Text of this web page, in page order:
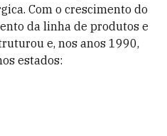
Com o crescimento do
da linha de produtos e
e, nos anos 1990,
estados: